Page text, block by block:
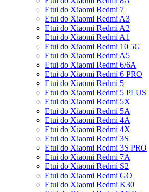
Etui do Xiaomi Redmi 7
Etui do Xiaomi Redmi A3
Etui do Xiaomi Redmi A2
Etui do Xiaomi Redmi A1
Etui do Xiaomi Redmi 10 5G
Etui do Xiaomi Redmi A5
Etui do Xiaomi Redmi 6/6A
Etui do Xiaomi Redmi 6 PRO
Etui do Xiaomi Redmi 5
Etui do Xiaomi Redmi 5 PLUS
Etui do Xiaomi Redmi 5X
Etui do Xiaomi Redmi 5A
Etui do Xiaomi Redmi 4A
Etui do Xiaomi Redmi 4X
Etui do Xiaomi Redmi 3S
Etui do Xiaomi Redmi 3S PRO
Etui do Xiaomi Redmi 7A
Etui do Xiaomi Redmi S2
Etui do Xiaomi Redmi GO
Etui do Xiaomi Redmi K30